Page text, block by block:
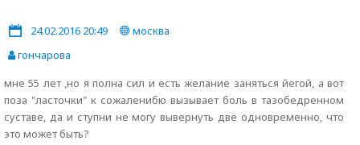
24.02.2016 20:49
москва
гончарова
мне 55 лет ,но я полна сил и есть желание заняться йегой, а вот
поза "ласточки" к сожаленибю вызывает боль в тазобедренном
суставе, да и ступни не могу вывернуть две одновременно, что
это может быть?